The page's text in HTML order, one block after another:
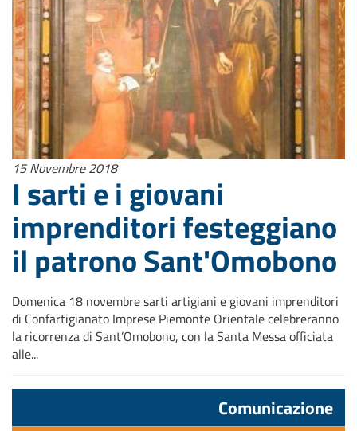
15 Novembre 2018
I sarti e i giovani
imprenditori festeggiano
il patrono Sant'Omobono
Domenica 18 novembre sarti artigiani e giovani imprenditori
di Confartigianato Imprese Piemonte Orientale celebreranno
la ricorrenza di Sant’Omobono, con la Santa Messa officiata
alle...
Comunicazione